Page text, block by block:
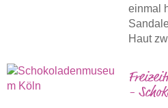
einmal
Haut
-